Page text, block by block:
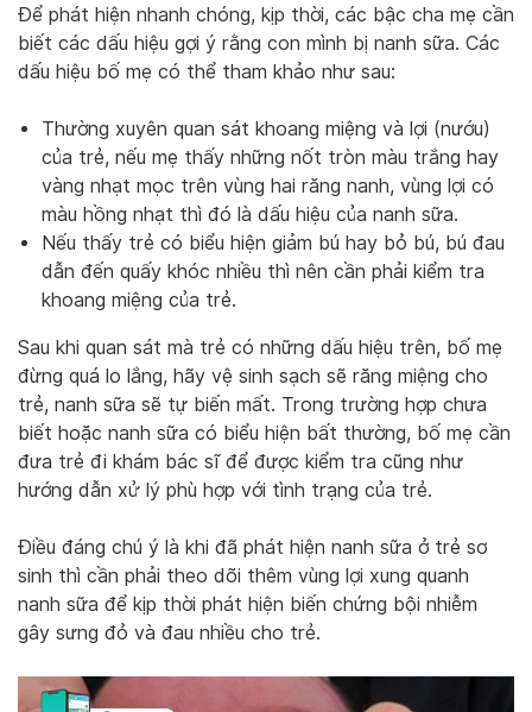
Để phát hiện nhanh chóng, kịp thời, các bậc cha mẹ cần
biết các dấu hiệu gợi ý rằng con mình bị nanh sữa. Các
dấu hiệu bố mẹ có thể tham khảo như sau:
Thường xuyên quan sát khoang miệng và lợi (nướu)
của trẻ, nếu mẹ thấy những nốt tròn màu trắng hay
vàng nhạt mọc trên vùng hai răng nanh, vùng lợi có
màu hồng nhạt thì đó là dấu hiệu của nanh sữa.
Nếu thấy trẻ có biểu hiện giảm bú hay bỏ bú, bú đau
dẫn đến quấy khóc nhiều thì nên cần phải kiểm tra
khoang miệng của trẻ.
Sau khi quan sát mà trẻ có những dấu hiệu trên, bố mẹ
đừng quá lo lắng, hãy vệ sinh sạch sẽ răng miệng cho
trẻ, nanh sữa sẽ tự biến mất. Trong trường hợp chưa
biết hoặc nanh sữa có biểu hiện bất thường, bố mẹ cần
đưa trẻ đi khám bác sĩ để được kiểm tra cũng như
hướng dẫn xử lý phù hợp với tình trạng của trẻ.
Điều đáng chú ý là khi đã phát hiện nanh sữa ở trẻ sơ
sinh thì cần phải theo dõi thêm vùng lợi xung quanh
nanh sữa để kịp thời phát hiện biến chứng bội nhiễm
gây sưng đỏ và đau nhiều cho trẻ.